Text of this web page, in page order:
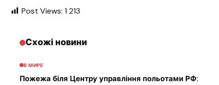
Post Views: 1 213
Схожі новини
В МИРЕ
Пожежа біля Центру управління польотами РФ: